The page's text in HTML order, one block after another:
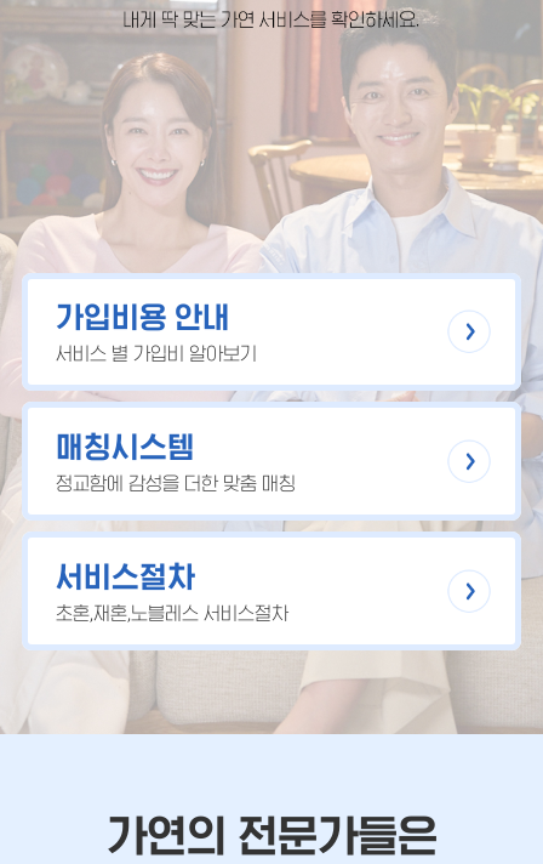
가입비용 안내
서비스 별 가입비 알아보기
매칭시스템
정교함에 감성을 더한 맞춤 매칭
서비스절차
초혼,재혼,노블레스 서비스절차
가연의 전문가들은